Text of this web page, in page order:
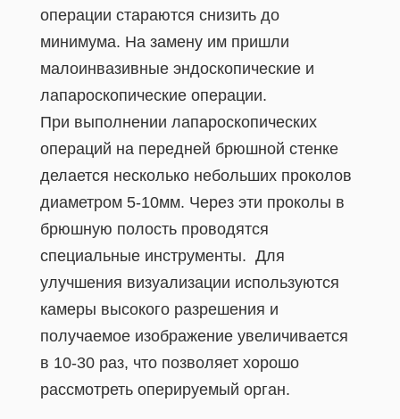
операции стараются снизить до
минимума. На замену им пришли
малоинвазивные эндоскопические и
лапароскопические операции.
При выполнении лапароскопических
операций на передней брюшной стенке
делается несколько небольших проколов
диаметром 5-10мм. Через эти проколы в
брюшную полость проводятся
специальные инструменты. Для
улучшения визуализации используются
камеры высокого разрешения и
получаемое изображение увеличивается
в 10-30 раз, что позволяет хорошо
рассмотреть оперируемый орган.